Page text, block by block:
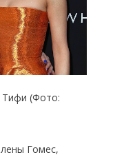
Тифи (Фото:
Гомес,